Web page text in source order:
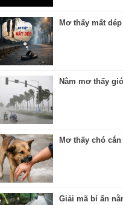
Mơ thấy mất
Nằm mơ thấy
Mơ thấy chó
Giải mã bí ẩn